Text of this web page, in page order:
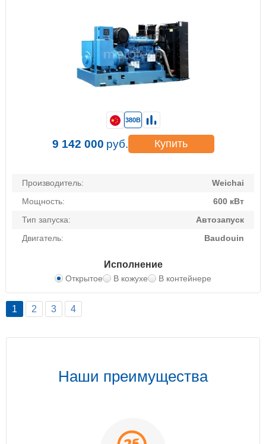
Производитель:
Weichai
Мощность:
600 кВт
Тип запуска:
Автозапуск
Двигатель:
Baudouin
Исполнение
Открытое В кожухе В контейнере
380В
9 142 000 руб. Купить
1 2 3 4
Наши преимущества